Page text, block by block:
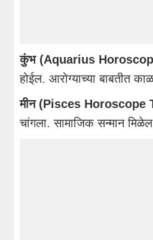
कुंभ (Aquarius
होईल. आरोग्याच्या बाबतीत
मीन (Pisces Horoscope
चांगला. सामाजिक सन्मान